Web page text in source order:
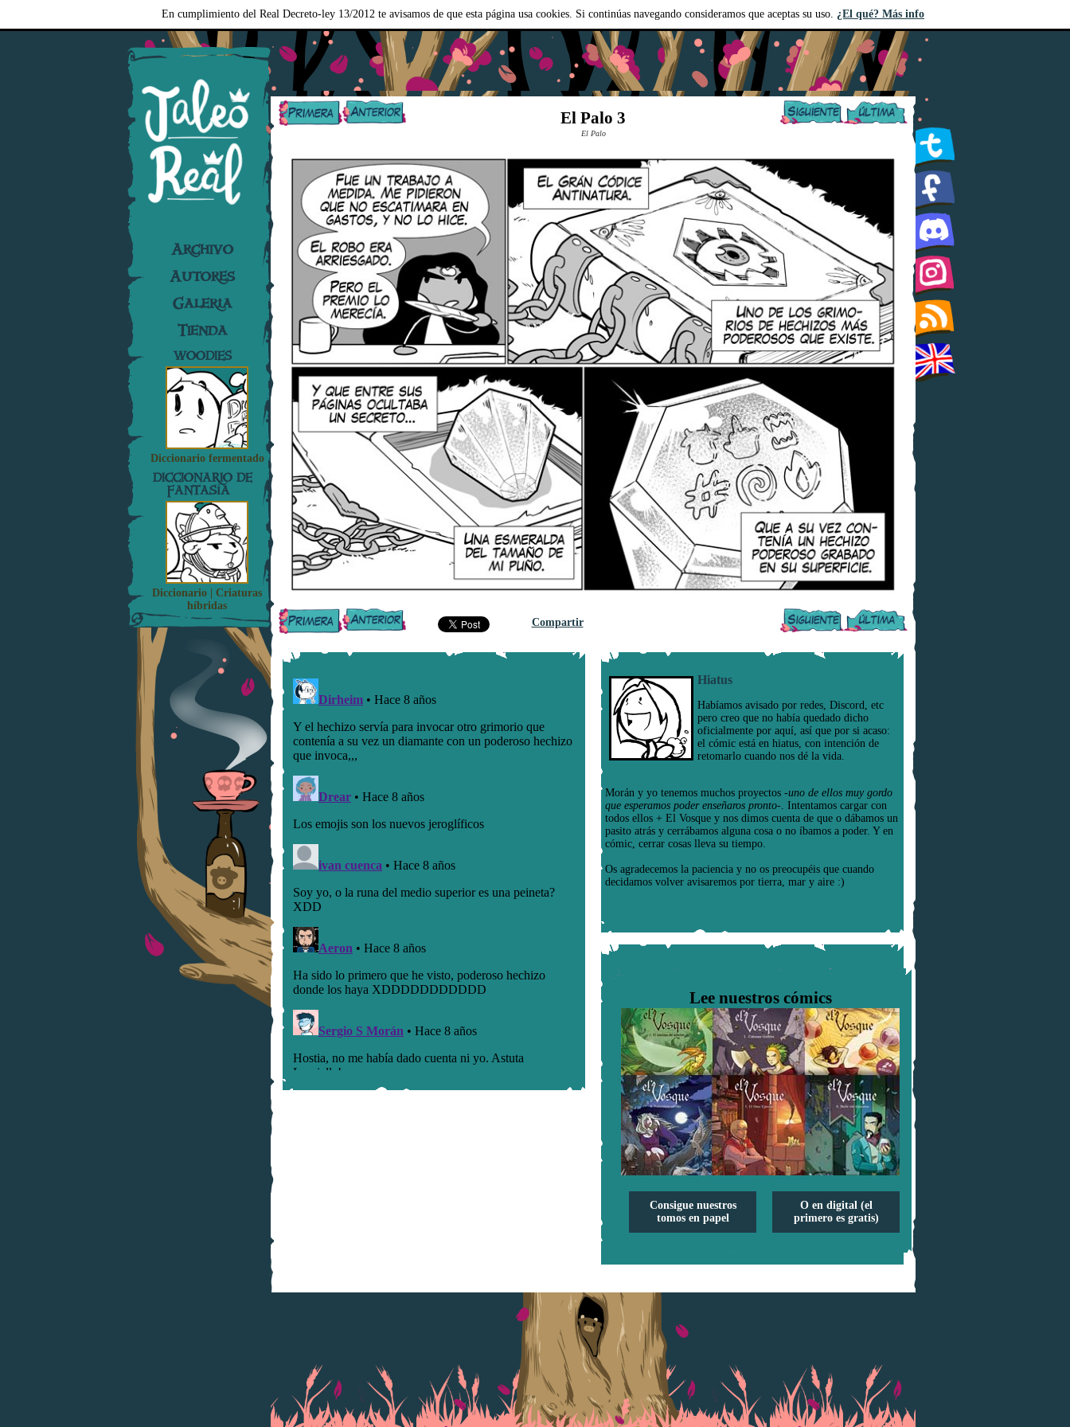
En cumplimiento del Real Decreto-ley 13/2012 te avisamos de que esta página usa cookies. Si continúas navegando consideramos que aceptas su uso. ¿El qué? Más info
Archivo
Autores
Galería
Tienda
WOODIES
Diccionario fermentado
DICCIONARIO DE
FANTASÍA
Diccionario | Criaturas
híbridas
El Palo 3
El Palo
Compartir
Hiatus
Habíamos avisado por redes, Discord, etc
pero creo que no había quedado dicho
oficialmente por aquí, así que por si acaso:
el cómic está en hiatus, con intención de
retomarlo cuando nos dé la vida.
Morán y yo tenemos muchos proyectos -uno de ellos muy gordo
que esperamos poder enseñaros pronto- . Intentamos cargar con
todos ellos + El Vosque y nos dimos cuenta de que o dábamos un
pasito atrás y cerrábamos alguna cosa o no íbamos a poder. Y en
cómic, cerrar cosas lleva su tiempo.
Os agradecemos la paciencia y no os preocupéis que cuando
decidamos volver avisaremos por tierra, mar y aire :)
Lee nuestros cómics
Consigue nuestros
tomos en papel
O en digital (el
primero es gratis)